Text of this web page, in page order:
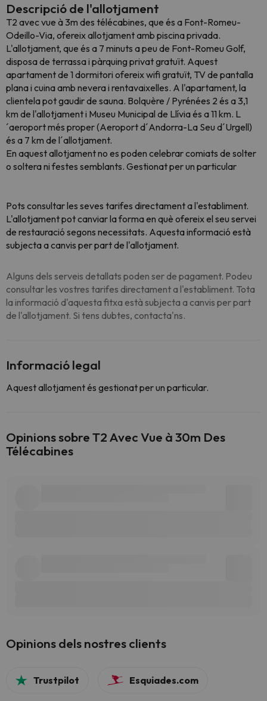
Descripció de l'allotjament
T2 avec vue à 3m des télécabines, que és a Font-Romeu-
Odeillo-Via, ofereix allotjament amb piscina privada.
L'allotjament, que és a 7 minuts a peu de Font-Romeu Golf,
disposa de terrassa i pàrquing privat gratuït. Aquest
apartament de 1 dormitori ofereix wifi gratuït, TV de pantalla
plana i cuina amb nevera i rentavaixelles. A l'apartament, la
clientela pot gaudir de sauna. Bolquère / Pyrénées 2 és a 3,1
km de l'allotjament i Museu Municipal de Llívia és a 11 km. L
´aeroport més proper (Aeroport d´Andorra-La Seu d´Urgell)
és a 7 km de l´allotjament.
En aquest allotjament no es poden celebrar comiats de solter
o soltera ni festes semblants. Gestionat per un particular
Pots consultar les seves tarifes directament a l'establiment.
L'allotjament pot canviar la forma en què ofereix el seu servei
de restauració segons necessitats. Aquesta informació està
subjecta a canvis per part de l'allotjament.
Alguns dels serveis detallats poden ser de pagament. Podeu
consultar les vostres tarifes directament a l'establiment. Tota
la informació d'aquesta fitxa està subjecta a canvis per part
de l'allotjament. Si tens dubtes, contacta'ns.
Informació legal
Aquest allotjament és gestionat per un particular.
Opinions sobre T2 Avec Vue à 30m Des
Télécabines
Opinions dels nostres clients
Trustpilot Esquiades.com